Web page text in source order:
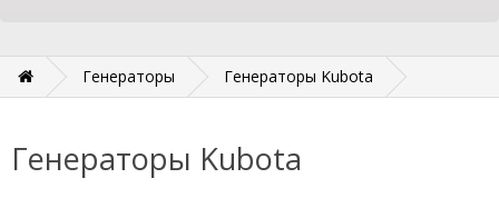
Генераторы Генераторы Kubota
Генераторы Kubota